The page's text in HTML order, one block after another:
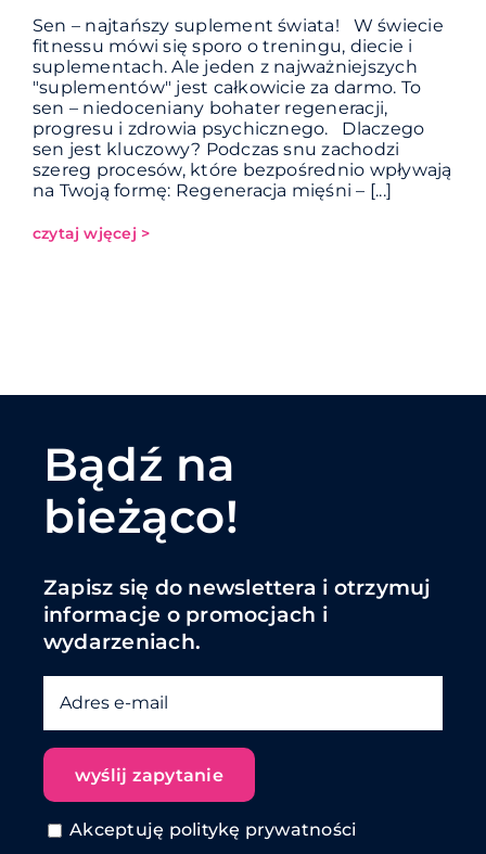
Sen – najtańszy suplement świata! W świecie
fitnessu mówi się sporo o treningu, diecie i
suplementach. Ale jeden z najważniejszych
"suplementów" jest całkowicie za darmo. To
sen – niedoceniany bohater regeneracji,
progresu i zdrowia psychicznego. Dlaczego
sen jest kluczowy? Podczas snu zachodzi
szereg procesów, które bezpośrednio wpływają
na Twoją formę: Regeneracja mięśni – [...]
czytaj wjęcej >
Bądź na
bieżąco!
Zapisz się do newslettera i otrzymuj
informacje o promocjach i
wydarzeniach.
Akceptuję politykę prywatności